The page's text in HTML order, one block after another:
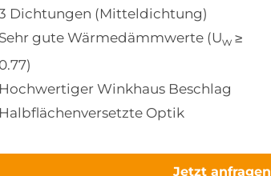
Dichtungen (Mitteldichtung)
Sehr gute Wärmedämmwerte (Uw ≥
0.77)
Hochwertiger Winkhaus Beschlag
Halbflächenversetzte Optik
Jetzt anfragen